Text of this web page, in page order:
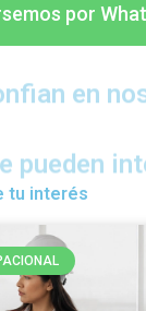
por
en
pueden
tu interés